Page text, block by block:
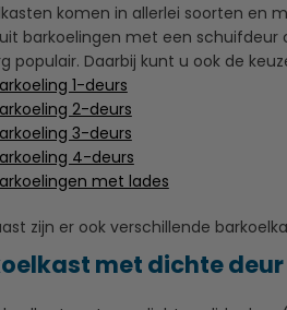
komen in allerlei soorten en
barkoelingen met een
populair. Daarbij kunt u ook de
1-deurs
2-deurs
3-deurs
4-deurs
met lades
zijn er ook verschillende
met dichte deur